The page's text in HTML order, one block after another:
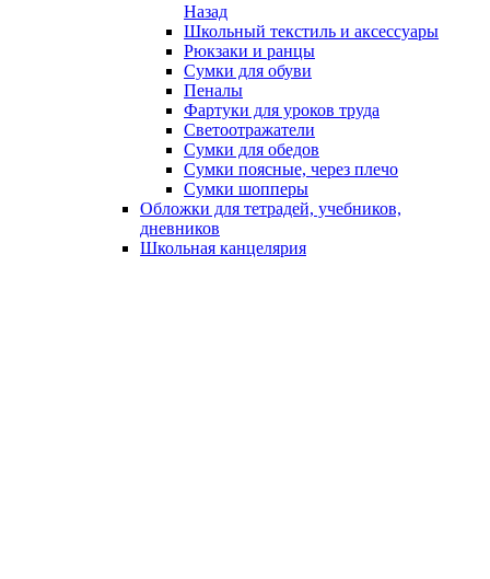
Назад
Школьный текстиль и аксессуары
Рюкзаки и ранцы
Сумки для обуви
Пеналы
Фартуки для уроков труда
Светоотражатели
Сумки для обедов
Сумки поясные, через плечо
Сумки шопперы
Обложки для тетрадей, учебников,
дневников
Школьная канцелярия